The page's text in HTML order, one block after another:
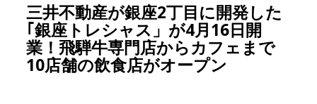
三井不動産が銀座2丁目に開発した
｢銀座トレシャス」が4月16日開
業！飛騨牛専門店からカフェまで
10店舗の飲食店がオープン